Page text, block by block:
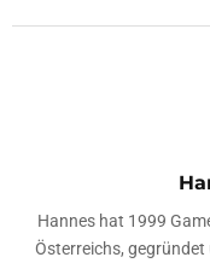
Hannes hat 1999
Österreichs,